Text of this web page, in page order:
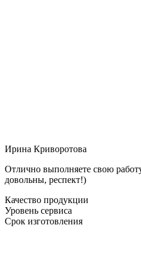
Ирина Криворотова
Отлично выполняете свою
довольны, респект!)
Качество продукции
Уровень сервиса
Срок изготовления